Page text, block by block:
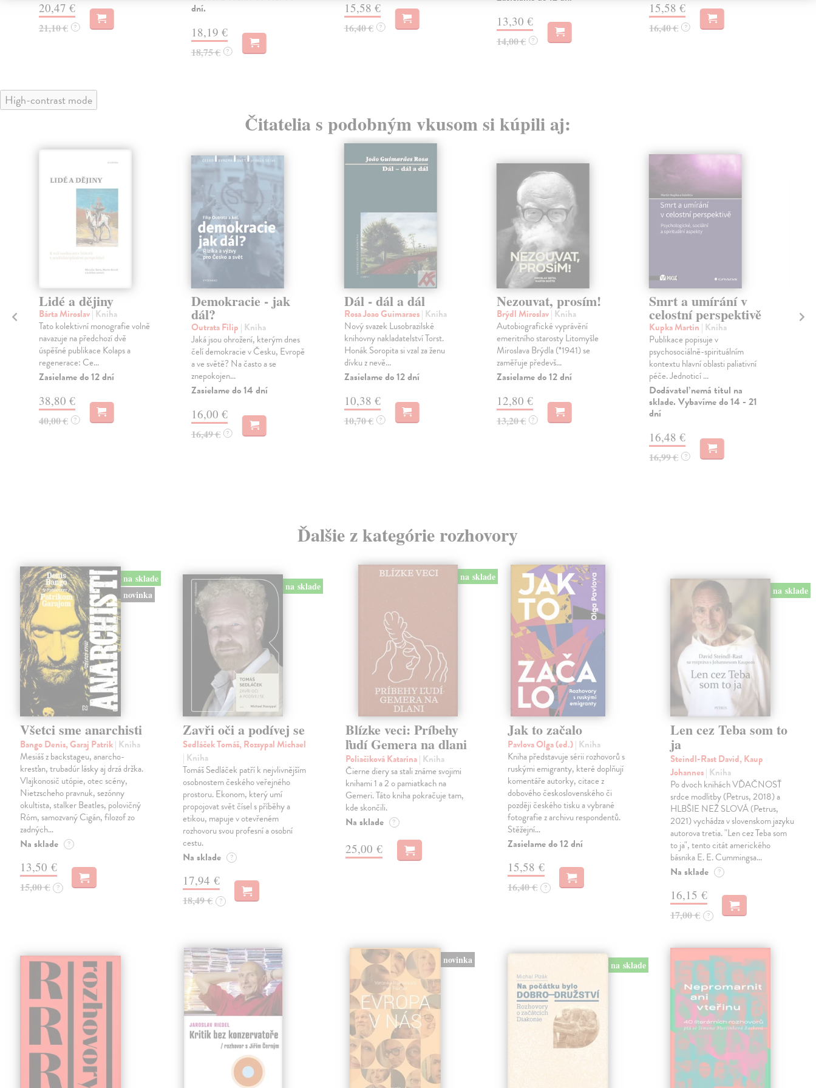
20,47 €
21,10 € ?
dní.
18,19 €
18,75 € ?
15,58 €
16,40 € ? 13,30 €
14,00 € ?
15,58 €
16,40 € ?
High-contrast mode
Čitatelia s podobným vkusom si kúpili aj:
Lidé a dějiny
Bárta Miroslav| Kniha
Tato kolektivní monografie volně
navazuje na předchozí dvě
úspěšné publikace Kolaps a
regenerace: Ce...
Zasielame do 12 dní
38,80 €
40,00 € ?
Demokracie - jak
dál?
Outrata Filip | Kniha
Jaká jsou ohrožení, kterým dnes
čelí demokracie v Česku, Evropě
a ve světě? Na často a se
znepokojen...
Zasielame do 14 dní
16,00 €
16,49 € ?
Dál - dál a dál
Rosa Joao Guimaraes| Kniha
Nový svazek Lusobrazilské
knihovny nakladatelství Torst.
Honák Soropita si vzal za ženu
dívku z nevě...
Zasielame do 12 dní
10,38 €
10,70 € ?
Nezouvat, prosím!
Brýdl Miroslav| Kniha
Autobiografické vyprávění
emeritního starosty Litomyšle
Miroslava Brýdla (*1941) se
zaměřuje předevš...
Zasielame do 12 dní
12,80 €
13,20 € ?
Smrt a umírání v
celostní perspektivě
Kupka Martin | Kniha
Publikace popisuje v
psychosociálně-spirituálním
kontextu hlavní oblasti paliativní
péče. Jednoticí ...
Dodávateľ nemá titul na
sklade. Vybavíme do 14 - 21
dní
16,48 €
16,99 € ?
Ďalšie z kategórie rozhovory
na sklade
novinka
Všetci sme anarchisti
Bango Denis, Garaj Patrik| Kniha
Mesiáš z backstageu, anarcho-
kresťan, trubadúr lásky aj drzá držka.
Vlajkonosič utópie, otec scény,
Nietzscheho pravnuk, sezónny
okultista, stalker Beatles, polovičný
Róm, samozvaný Cigán, filozof zo
zadných…
Na sklade ?
13,50 €
15,00 € ?
na sklade
Zavři oči a podívej se
Sedláček Tomáš, Rozsypal Michael
| Kniha
Tomáš Sedláček patří k nejvlivnějším
osobnostem českého veřejného
prostoru. Ekonom, který umí
propojovat svět čísel s příběhy a
etikou, mapuje v otevřeném
rozhovoru svou profesní a osobní
cestu.
Na sklade ?
17,94 €
18,49 € ?
na sklade
Blízke veci: Príbehy
ľudí Gemera na dlani
Poliačiková Katarína| Kniha
Čierne diery sa stali známe svojimi
knihami 1 a 2 o pamiatkach na
Gemeri. Táto kniha pokračuje tam,
kde skončili.
Na sklade ?
25,00 €
Jak to začalo
Pavlova Olga (ed.)| Kniha
Kniha představuje sérii rozhovorů s
ruskými emigranty, které doplňují
komentáře autorky, citace z
dobového československého či
později českého tisku a vybrané
fotografie z archivu respondentů.
Stěžejní…
Zasielame do 12 dní
15,58 €
16,40 € ?
na sklade
Len cez Teba som to
ja
Steindl-Rast David, Kaup
Johannes| Kniha
Po dvoch knihách VĎAČNOSŤ
srdce modlitby (Petrus, 2018) a
HLBŠIE NEŽ SLOVÁ (Petrus,
2021) vychádza v slovenskom jazyku
autorova tretia. "Len cez Teba som
to ja", tento citát amerického
básnika E. E. Cummingsa…
Na sklade ?
16,15 €
17,00 € ?
novinka na sklade